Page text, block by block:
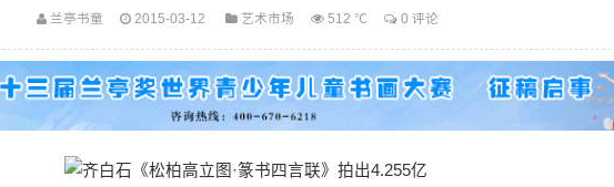
兰亭书童 2015-03-12 艺术市场 512 ℃ 0 评论